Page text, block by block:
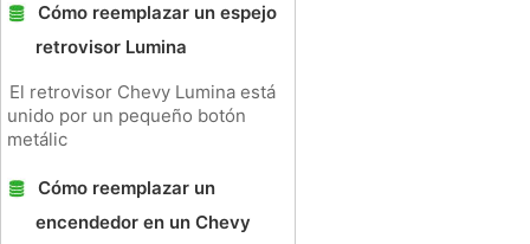
Cómo reemplazar un espejo
retrovisor Lumina
El retrovisor Chevy Lumina está
unido por un pequeño botón
metálic
Cómo reemplazar un
encendedor en un Chevy